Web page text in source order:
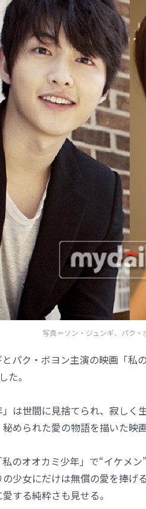
写真＝ソン・ジュンギ、パク
パク・ボヨン主演の映画「私
た。
」は世間に見捨てられ、寂し
められた愛の物語を描いた映画
のオオカミ少年」で“イケメ
少女にだけは無償の愛を捧げ
する純粋さも見せる。